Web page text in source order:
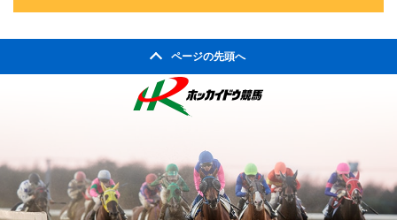
2003年07月
2003年06月
ページの先頭へ